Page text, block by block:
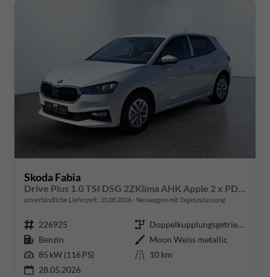
Skoda Fabia
unverbindliche Lieferzeit: 31.08.2026 Neuwagen mit Tageszulassung
226925
Doppelkupplungsgetriebe (DSG)
Benzin
Moon Weiss metallic
85 kW (116 PS)
10 km
28.05.2026